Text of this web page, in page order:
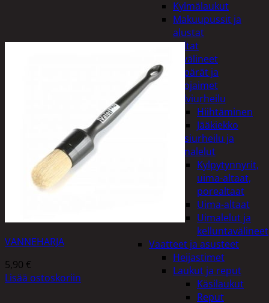
Kylmälaukut
Makuupussit ja
alustat
Teltat
Urheiluvälineet
Kypärät ja
suojaimet
Talviurheilu
Hiihtäminen
Jääkiekko
Vesiurheilu ja
uimalelut
Kylpytynnyrit,
uima-altaat,
porealtaat
Uima-altaat
Uimalelut ja
kelluntavälineet
Vaatteet ja asusteet
Heijastimet
Laukut ja reput
Käsilaukut
Reput
VANNEHARJA
5,90 €
Lisää ostoskoriin